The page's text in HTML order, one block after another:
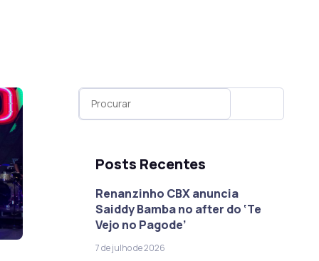
Posts Recentes
Renanzinho CBX anuncia
Saiddy Bamba no after do ‘Te
Vejo no Pagode’
7 de julho de 2026